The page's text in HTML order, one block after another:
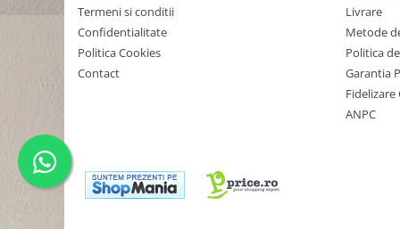
Termeni si conditii
Confidentialitate
Politica Cookies
Contact
Livrare
Metode
Politica
Garantia
Fidelizare
ANPC